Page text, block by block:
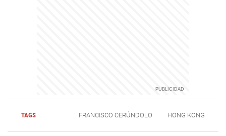
TAGS FRANCISCO CERÚNDOLO HONG KONG